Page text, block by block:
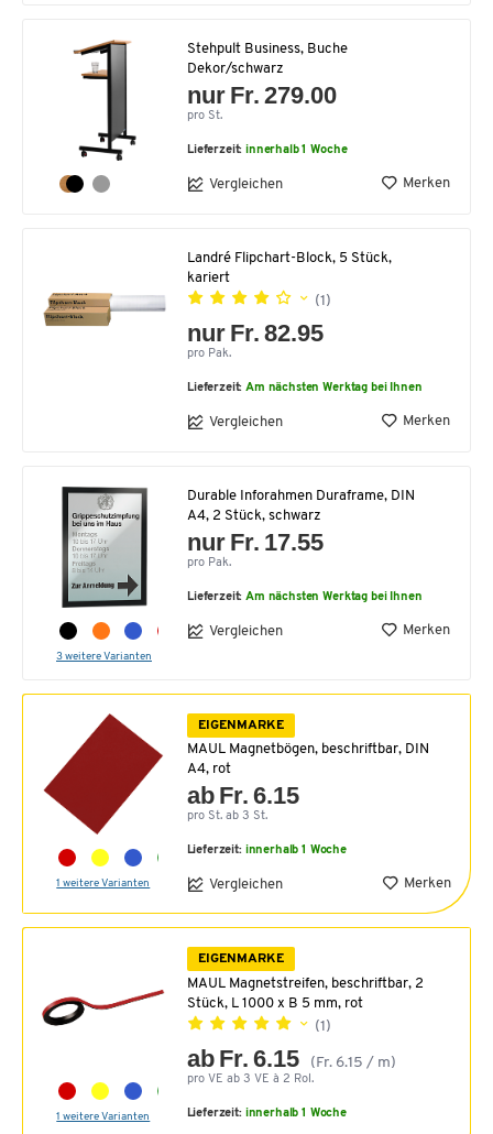
Stehpult Business, Buche
Dekor/schwarz
nur Fr. 279.00
pro St.
Lieferzeit:innerhalb 1 Woche
Vergleichen Merken
Landré Flipchart-Block, 5 Stück,
kariert
(1)
nur Fr. 82.95
pro Pak.
Lieferzeit:Am nächsten Werktag bei Ihnen
Vergleichen Merken
3 weitere Varianten
Durable Inforahmen Duraframe, DIN
A4, 2 Stück, schwarz
nur Fr. 17.55
pro Pak.
Lieferzeit:Am nächsten Werktag bei Ihnen
Vergleichen Merken
1 weitere Varianten
EIGENMARKE
MAUL Magnetbögen, beschriftbar, DIN
A4, rot
ab Fr. 6.15
pro St. ab 3 St.
Lieferzeit: innerhalb 1 Woche
Vergleichen Merken
1 weitere Varianten
EIGENMARKE
MAUL Magnetstreifen, beschriftbar, 2
Stück, L 1000 x B 5 mm, rot
(1)
ab Fr. 6.15 (Fr. 6.15 / m)
pro VE ab 3 VE à 2 Rol.
Lieferzeit: innerhalb 1 Woche